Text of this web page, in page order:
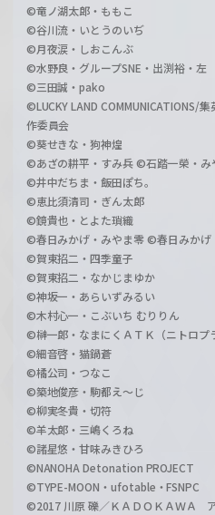
©竜ノ湖太郎・ももこ
©谷川流・いとうのいぢ
©月夜涙・しおこんぶ
©水野良・グループSNE・出渕裕・左
©三田誠・pako
©LUCKY LAND COMMUNICATIONS/
作委員会
©葵せきな・狗神煌
©あざの耕平・すみ兵 ©石踏一榮・み
©井中だちま・飯田ぽち。
©恵比須清司・ぎん太郎
©鏡貴也・とよた瑣織
©春日みかげ・みやま零 ©春日みかげ
©賀東招二・四季童子
©賀東招二・なかじまゆか
©神坂一・あらいずみるい
©木村心一・こぶいち むりりん
©榊一郎・なまにくＡＴＫ（ニトロプ
©細音啓・猫鍋蒼
©橘公司・つなこ
©築地俊彦・駒都え～じ
©柳実冬貴・切符
©羊太郎・三嶋くろね
©諸星悠・甘味みきひろ
©NANOHA Detonation PROJECT
©TYPE-MOON・ufotable・FSNPC
©2017 川原 礫／ＫＡＤＯＫＡＷＡ